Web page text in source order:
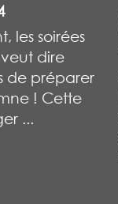
les soirées
dire
de préparer
! Cette
...